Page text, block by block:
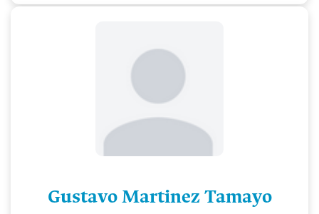
Gustavo Martinez Tamayo